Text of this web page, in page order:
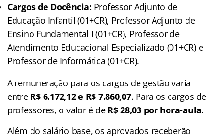
Cargos de Docência: Professor Adjunto de
Educação Infantil (01+CR), Professor Adjunto de
Ensino Fundamental I (01+CR), Professor de
Atendimento Educacional Especializado (01+CR) e
Professor de Informática (01+CR).
A remuneração para os cargos de gestão varia
entre R$ 6.172,12 e R$ 7.860,07. Para os cargos de
professores, o valor é de R$ 28,03 por hora-aula.
Além do salário base, os aprovados receberão